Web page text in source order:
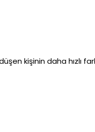
kişinin daha hızlı